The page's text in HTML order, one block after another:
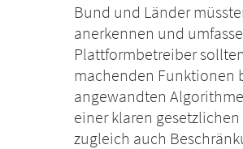
Bund und Länder
anerkennen und
Plattformbetreiber
machenden Funktionen
angewandten
einer klaren
zugleich auch